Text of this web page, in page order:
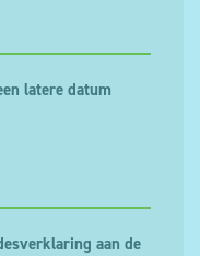
latere datum
aan de